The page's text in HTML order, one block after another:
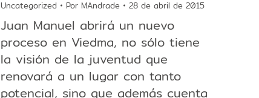
Uncategorized Por MAndrade 28 de abril de 2015
Juan Manuel abrirá un nuevo
proceso en Viedma, no sólo tiene
la visión de la juventud que
renovará a un lugar con tanto
potencial, sino que además cuenta